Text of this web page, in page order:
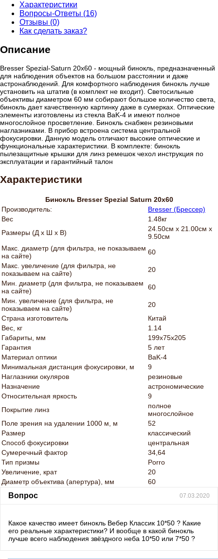
Характеристики
Вопросы-Ответы (16)
Отзывы (0)
Как сделать заказ?
Описание
Bresser Spezial-Saturn 20x60 - мощный бинокль, предназначенный
для наблюдения объектов на большом расстоянии и даже
астронаблюдений. Для комфортного наблюдения бинокль лучше
установить на штатив (в комплект не входит). Светосильные
объективы диаметром 60 мм собирают большое количество света,
бинокль дает качественную картинку даже в сумерках. Оптические
элементы изготовлены из стекла BaK-4 и имеют полное
многослойное просветление. Бинокль снабжен резиновыми
наглазниками. В прибор встроена система центральной
фокусировки. Данную модель отличают высокие оптические и
функциональные характеристики. В комплекте: бинокль
пылезащитные крышки для линз ремешок чехол инструкция по
эксплуатации и гарантийный талон
Характеристики
Бинокль Bresser Spezial Saturn 20x60
Производитель:
Bresser (Брессер)
Вес
1.48кг
Размеры (Д х Ш х В)
24.50см x 21.00см x
9.50см
Макс. диаметр (для фильтра, не показываем
на сайте)
60
Макс. увеличение (для фильтра, не
показываем на сайте)
20
Мин. диаметр (для фильтра, не показываем
на сайте)
60
Мин. увеличение (для фильтра, не
показываем на сайте)
20
Страна изготовитель
Китай
Вес, кг
1.14
Габариты, мм
199x75x205
Гарантия
5 лет
Материал оптики
BaK-4
Минимальная дистанция фокусировки, м
9
Наглазники окуляров
резиновые
Назначение
астрономические
Относительная яркость
9
Покрытие линз
полное
многослойное
Поле зрения на удалении 1000 м, м
52
Размер
классический
Способ фокусировки
центральная
Сумеречный фактор
34,64
Тип призмы
Porro
Увеличение, крат
20
Диаметр объектива (апертура), мм
60
Вопрос 07.03.2020
Какое качество имеет бинокль Вебер Классик 10*50 ? Какие
его реальные характеристики? И вообще в какой бинокль
лучше всего наблюдения звёздного неба 10*50 или 7*50 ?